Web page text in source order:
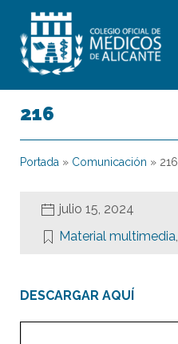
216
Portada » Comunicación » 216
julio 15, 2024
Material multimedia,
DESCARGAR AQUÍ